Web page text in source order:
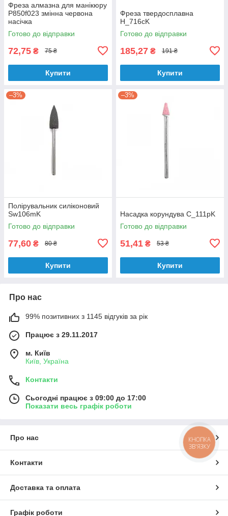
Фреза алмазна для манікюру
P850f023 змінна червона
насічка
Готово до відправки
72,75 ₴ 75 ₴
Купити
Фреза твердосплавна
H_716cK
Готово до відправки
185,27 ₴ 191 ₴
Купити
–3%
Полірувальник силіконовий
Sw106mK
Готово до відправки
77,60 ₴ 80 ₴
Купити
–3%
Насадка корундува C_111pK
Готово до відправки
51,41 ₴ 53 ₴
Купити
Про нас
99% позитивних з 1145 відгуків за рік
Працює з 29.11.2017
м. Київ
Київ, Україна
Контакти
Сьогодні працює з 09:00 до 17:00
Показати весь графік роботи
Про нас
Контакти
Доставка та оплата
Графік роботи
КНОПКА
ЗВ'ЯЗКУ